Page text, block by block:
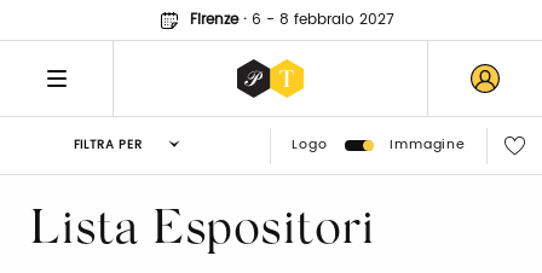
Firenze· 6 - 8 febbraio 2027
FILTRA PER Logo Immagine
Lista Espositori